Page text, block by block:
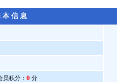
本 信 息
员积分： 0 分